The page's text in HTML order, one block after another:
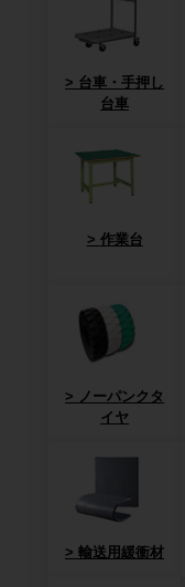
台車・手押し
台車
作業台
ノーパンクタ
イヤ
輸送用緩衝材